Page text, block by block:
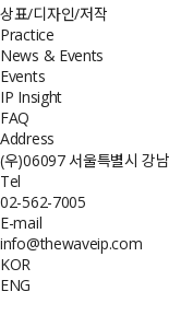
상표/디자인/저작
Practice
News & Events
Events
IP Insight
FAQ
Address
(우)06097 서울특별시 강
Tel
02-562-7005
E-mail
info@thewaveip.com
KOR
ENG